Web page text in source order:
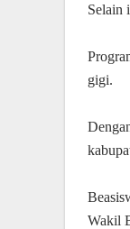
Selain
gigi.
Wakil